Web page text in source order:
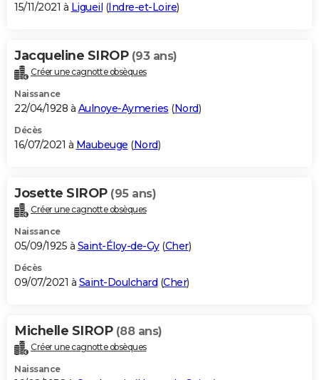
15/11/2021 à Ligueil (Indre-et-Loire)
Jacqueline SIROP (93 ans)
Créer une cagnotte obsèques
Naissance
22/04/1928 à Aulnoye-Aymeries (Nord)
Décès
16/07/2021 à Maubeuge (Nord)
Josette SIROP (95 ans)
Créer une cagnotte obsèques
Naissance
05/09/1925 à Saint-Éloy-de-Gy(Cher)
Décès
09/07/2021 à Saint-Doulchard (Cher)
Michelle SIROP (88 ans)
Créer une cagnotte obsèques
Naissance